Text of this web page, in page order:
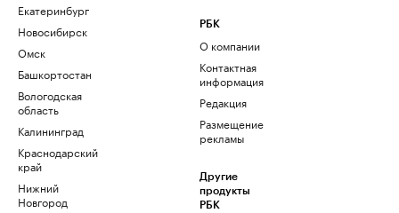
Екатеринбург
Новосибирск
Омск
Башкортостан
Вологодская
область
Калининград
Краснодарский
край
Нижний
Новгород
РБК
О компании
Контактная
информация
Редакция
Размещение
рекламы
Другие
продукты
РБК